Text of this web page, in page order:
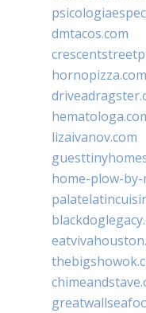
dmtacos.com
hornopizza.com
lizaivanov.com
home-plow-by-